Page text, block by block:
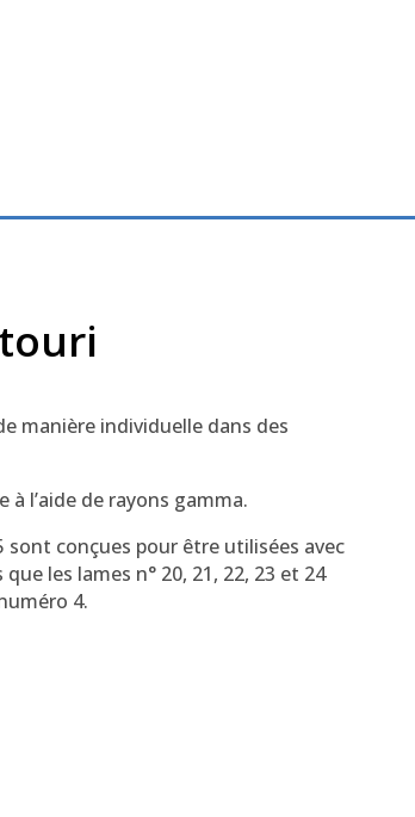
manière individuelle dans des
l’aide de rayons gamma.
sont conçues pour être utilisées avec
les lames n° 20, 21, 22, 23 et 24
4.